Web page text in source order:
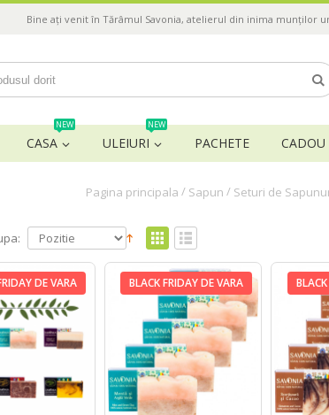
Bine ați venit în Tărâmul Savonia, atelierul din inima munților
CASA
NEW
ULEIURI
NEW
PACHETE CADOU
Pagina principala / Sapun / Seturi de
DE VARA BLACK FRIDAY DE VARA